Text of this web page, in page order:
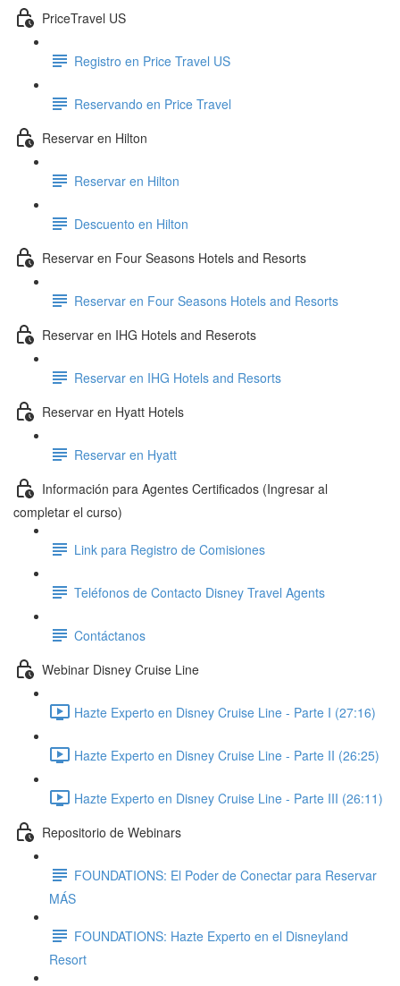
PriceTravel US
Registro en Price Travel US
Reservando en Price Travel
Reservar en Hilton
Reservar en Hilton
Descuento en Hilton
Reservar en Four Seasons Hotels and Resorts
Reservar en Four Seasons Hotels and Resorts
Reservar en IHG Hotels and Reserots
Reservar en IHG Hotels and Resorts
Reservar en Hyatt Hotels
Reservar en Hyatt
Información para Agentes Certificados (Ingresar al
completar el curso)
Link para Registro de Comisiones
Teléfonos de Contacto Disney Travel Agents
Contáctanos
Webinar Disney Cruise Line
Hazte Experto en Disney Cruise Line - Parte I (27:16)
Hazte Experto en Disney Cruise Line - Parte II (26:25)
Hazte Experto en Disney Cruise Line - Parte III (26:11)
Repositorio de Webinars
FOUNDATIONS: El Poder de Conectar para Reservar
MÁS
FOUNDATIONS: Hazte Experto en el Disneyland
Resort